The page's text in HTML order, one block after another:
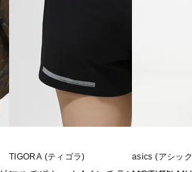
TIGORA (ティゴラ) asics (アシッ